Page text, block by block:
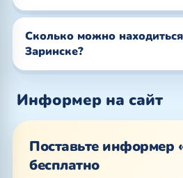
Сколько можно
Заринске?
Информер на сайт
Поставьте информер
бесплатно